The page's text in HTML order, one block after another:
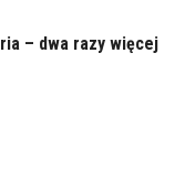
– dwa razy więcej